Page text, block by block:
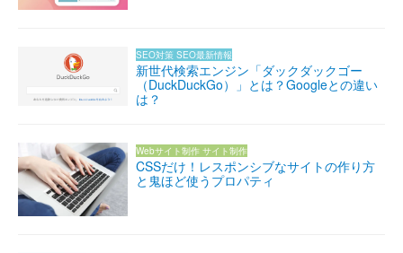
SEO対策 SEO最新情報
新世代検索エンジン「ダックダックゴー
（DuckDuckGo）」とは？Googleとの違い
は？
Webサイト制作 サイト制作
CSSだけ！レスポンシブなサイトの作り方
と鬼ほど使うプロパティ